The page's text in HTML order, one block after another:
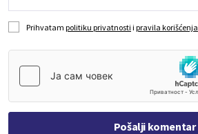
Prihvatam politiku privatnosti i pravila korišćenja
Pošalji komentar